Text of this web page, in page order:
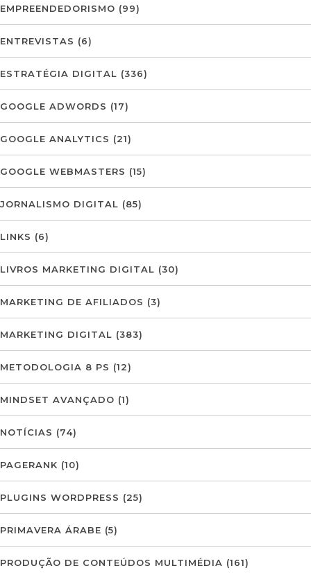
EMPREENDEDORISMO (99)
ENTREVISTAS (6)
ESTRATÉGIA DIGITAL (336)
GOOGLE ADWORDS (17)
GOOGLE ANALYTICS (21)
GOOGLE WEBMASTERS (15)
JORNALISMO DIGITAL (85)
LINKS (6)
LIVROS MARKETING DIGITAL (30)
MARKETING DE AFILIADOS (3)
MARKETING DIGITAL (383)
METODOLOGIA 8 PS (12)
MINDSET AVANÇADO (1)
NOTÍCIAS (74)
PAGERANK (10)
PLUGINS WORDPRESS (25)
PRIMAVERA ÁRABE (5)
PRODUÇÃO DE CONTEÚDOS MULTIMÉDIA (161)